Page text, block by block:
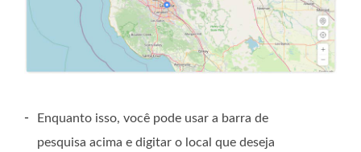
-
Enquanto isso, você pode usar a barra de
pesquisa acima e digitar o local que deseja